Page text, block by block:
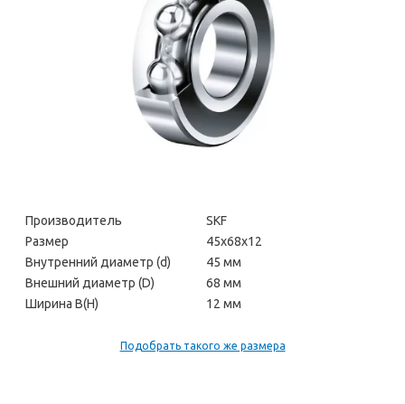
Производитель
SKF
Размер
45х68х12
Внутренний диаметр (d)
45 мм
Внешний диаметр (D)
68 мм
Ширина В(H)
12 мм
Подобрать такого же размера